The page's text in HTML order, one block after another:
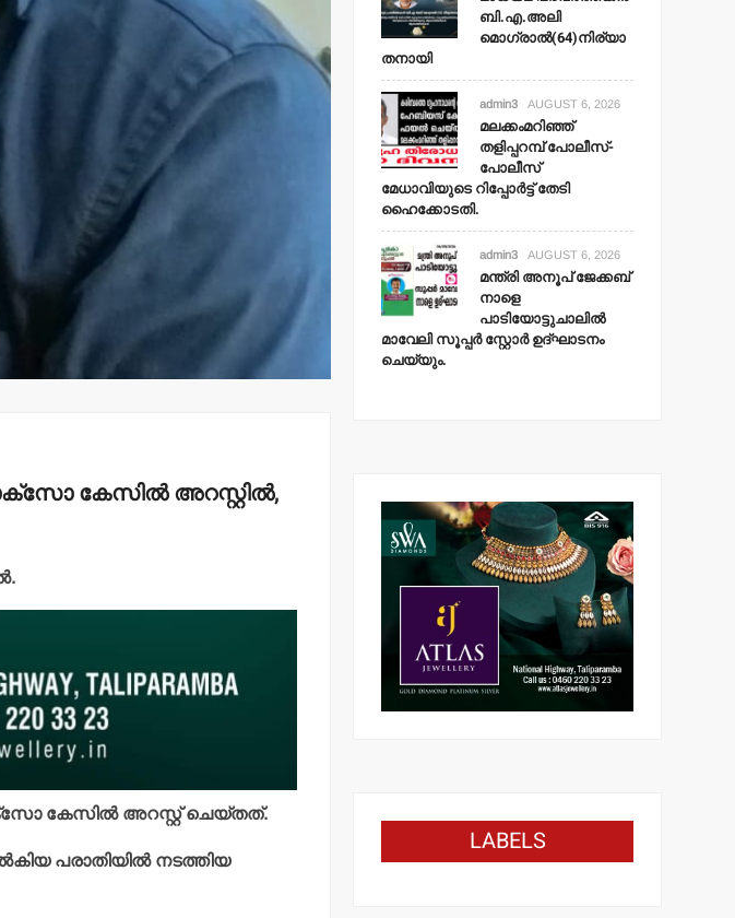
കേസില്‍ അറസ്റ്റില്‍,
കേസില്‍ അറസ്റ്റ് ചെയ്തത്.
പരാതിയില്‍ നടത്തിയ
ബി.എ.അലി
മൊഗ്രാല്‍(64)നിര്യാ
തനായി
admin3 AUGUST 6, 2026
മലക്കംമറിഞ്ഞ്
തളിപ്പറമ്പ് പോലീസ്-
പോലീസ്
മേധാവിയുടെ റിപ്പോര്‍ട്ട് തേടി
ഹൈക്കോടതി.
admin3 AUGUST 6, 2026
മന്ത്രി അനൂപ് ജേക്കബ്
നാളെ
പാടിയോട്ടുചാലില്‍
മാവേലി സൂപ്പര്‍ സ്റ്റോര്‍ ഉദ്ഘാടനം
ചെയ്യും.
LABELS